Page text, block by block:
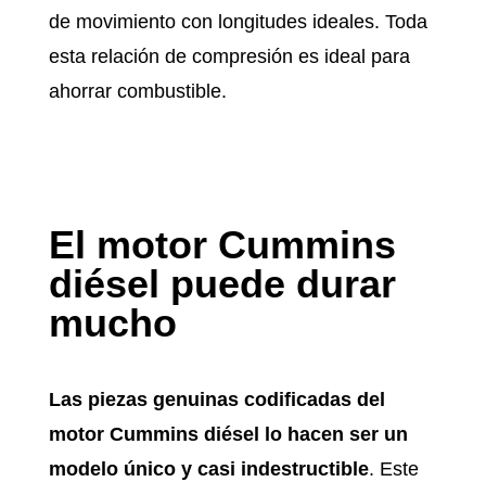
de movimiento con longitudes ideales. Toda
esta relación de compresión es ideal para
ahorrar combustible.
El motor Cummins
diésel puede durar
mucho
Las piezas genuinas codificadas del
motor Cummins diésel lo hacen ser un
modelo único y casi indestructible. Este